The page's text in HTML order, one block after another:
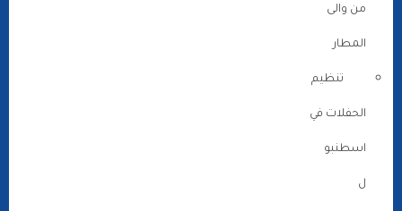
من والى
المطار
تنظيم
الحفلات في
اسطنبو
ل